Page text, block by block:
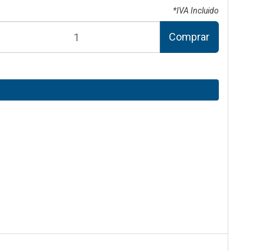
*IVA Incluido
Comprar